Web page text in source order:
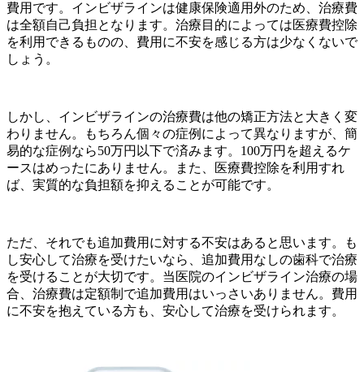
費用です。インビザラインは健康保険適用外のため、治療費
は全額自己負担となります。治療目的によっては医療費控除
を利用できるものの、費用に不安を感じる方は少なくないで
しょう。
しかし、インビザラインの治療費は他の矯正方法と大きく変
わりません。もちろん個々の症例によって異なりますが、簡
易的な症例なら50万円以下で済みます。100万円を超えるケ
ースはめったにありません。また、医療費控除を利用すれ
ば、実質的な負担額を抑えることが可能です。
ただ、それでも追加費用に対する不安はあると思います。も
し安心して治療を受けたいなら、追加費用なしの歯科で治療
を受けることが大切です。当医院のインビザライン治療の場
合、治療費は定額制で追加費用はいっさいありません。費用
に不安を抱えている方も、安心して治療を受けられます。